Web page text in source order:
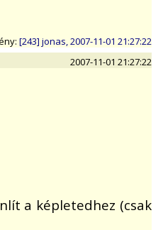
[243] jonas, 2007-11-01 21:27:22
2007-11-01 21:27:22
a képletedhez (csak